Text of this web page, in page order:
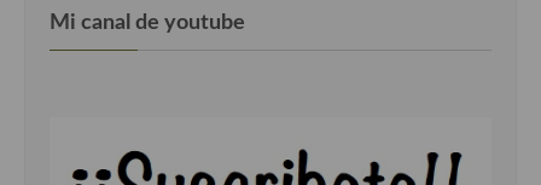
Mi canal de youtube